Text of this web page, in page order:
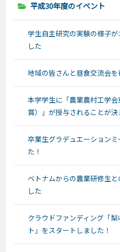
平成30年度のイベント
学生自主研究の実験の様子
した
地域の皆さんと昼食交流会を
本学学生に「農業農村工学
賞）」が授与されることが
卒業生グラデュエーション
た！
ベトナムからの農業研修生
した
クラウドファンディング「
ト」をスタートしました！